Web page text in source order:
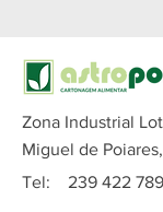
Zona Industrial
Miguel de
Tel: 239 422 789